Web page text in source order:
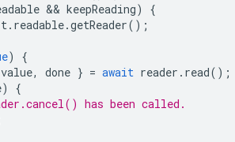
&& keepReading)
{
. readable.getReader();
)
{
value, done } = await reader . read();
)
{
has been called.